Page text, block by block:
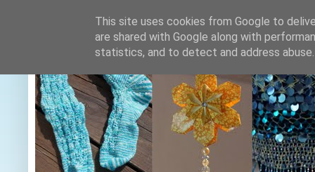
This site uses cookies from Google to
are shared with Google along with
statistics, and to detect and address abuse.